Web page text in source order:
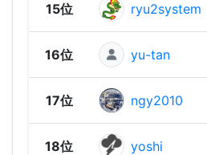
15位 ryu2system
16位 yu-tan
17位 ngy2010
18位 yoshi